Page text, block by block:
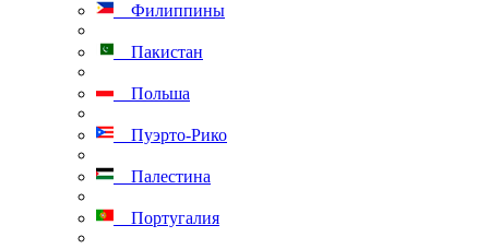
Филиппины
Пакистан
Польша
Пуэрто-Рико
Палестина
Португалия